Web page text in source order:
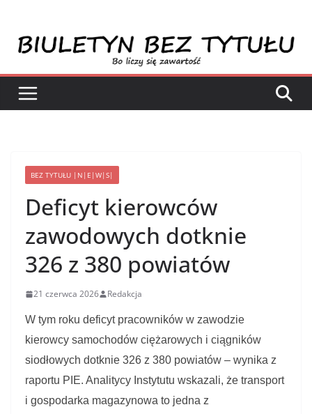
treści
BEZ TYTUŁU |N|E|W|S|
Deficyt kierowców
zawodowych dotknie
326 z 380 powiatów
21 czerwca 2026 Redakcja
W tym roku deficyt pracowników w zawodzie
kierowcy samochodów ciężarowych i ciągników
siodłowych dotknie 326 z 380 powiatów – wynika z
raportu PIE. Analitycy Instytutu wskazali, że transport
i gospodarka magazynowa to jedna z